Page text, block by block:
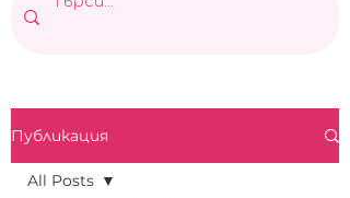
Публикация
All Posts